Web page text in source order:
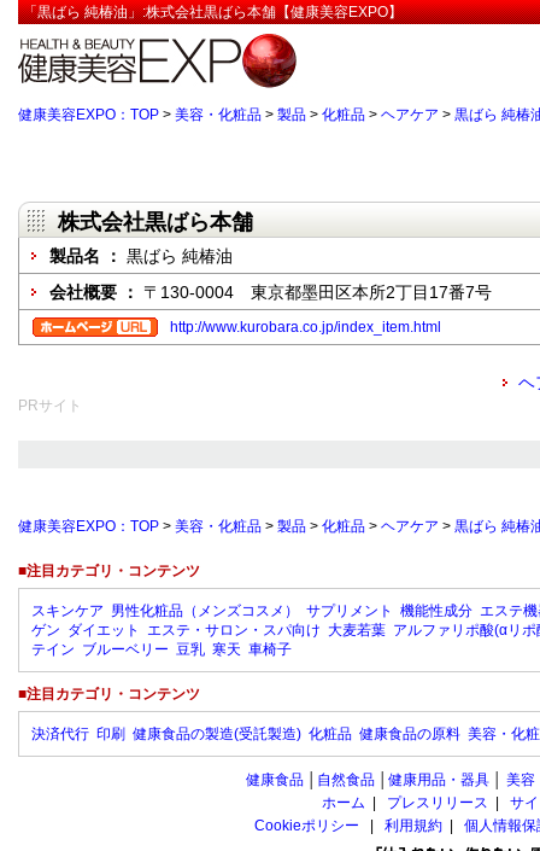
「黒ばら 純椿油」:株式会社黒ばら本舗【健康美容EXPO】
健康美容EXPO：TOP > 美容・化粧品 > 製品 > 化粧品 > ヘアケア > 黒ばら 純椿
株式会社黒ばら本舗
製品名 ： 黒ばら 純椿油
会社概要 ： 〒130-0004 東京都墨田区本所2丁目17番7号
http://www.kurobara.co.jp/index_item.html
ヘ
PRサイト
健康美容EXPO：TOP > 美容・化粧品 > 製品 > 化粧品 > ヘアケア > 黒ばら 純椿
■注目カテゴリ・コンテンツ
スキンケア 男性化粧品（メンズコスメ） サプリメント 機能性成分 エステ
ゲン ダイエット エステ・サロン・スパ向け 大麦若葉 アルファリポ酸(αリポ
テイン ブルーベリー 豆乳 寒天 車椅子
■注目カテゴリ・コンテンツ
決済代行 印刷 健康食品の製造(受託製造) 化粧品 健康食品の原料 美容・化
健康食品 自然食品 健康用品・器具 美容
ホーム
プレスリリース
サ
Cookieポリシー
利用規約 個人情報